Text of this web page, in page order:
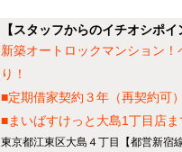
【スタッフからのイチオシポ
新築オートロックマンション
り！
■定期借家契約３年（再契約可）
■まいばすけっと大島1丁目店ま
東京都江東区大島４丁目【都営新宿